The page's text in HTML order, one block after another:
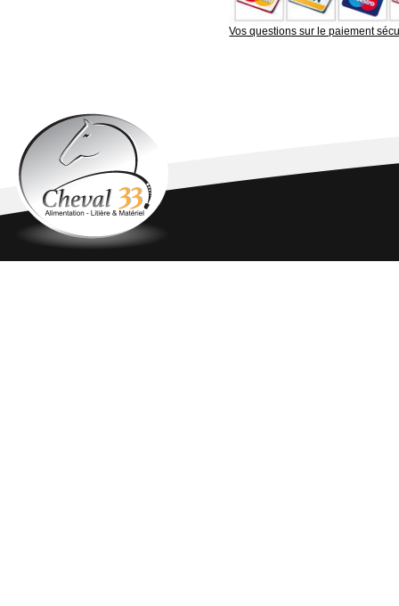
Vos questions sur le paiement